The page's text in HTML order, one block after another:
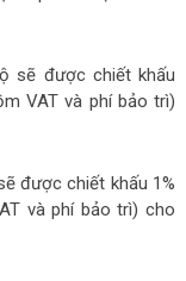
sẽ được chiết khấu
VAT và phí bảo trì)
được chiết khấu 1%
và phí bảo trì) cho